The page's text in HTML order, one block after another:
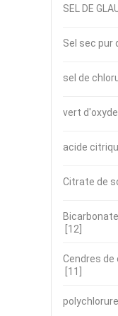
SEL DE
Sel sec pur
sel de
vert
acide
Citrate de
[12]
Cendres
[11]